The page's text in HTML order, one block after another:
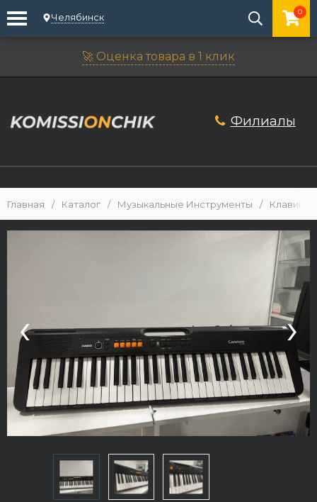
Челябинск 0
🚀 Оценка товара в 1 клик
Филиалы
Главная / Каталог / Музыкальные Инструменты /
‹ ›